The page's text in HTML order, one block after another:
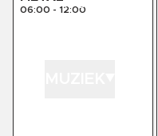
06:00 - 12:00